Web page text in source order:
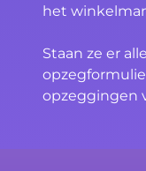
het
Staan ze er
opzeggingen